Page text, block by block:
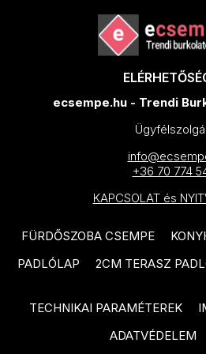
PARADYZ Fuentes
PARADYZ Puris
PARADYZ Urban Colours
termékcsalád
TAU Bianchi termékcsalád
TAU Mailocia termékcsalád
TAU Chanel termékcsalád
ARTÉ Margot termékcsalád
DOMINO Alabaster Shine
DOMINO Dover
DOMINO Tibi termékcsalád
MAINZU Murales Optym
termékcsalád
MAINZU Florentine
MAINZU Taipei termékcsalád
MAINZU Halo termékcsalád
MAINZU Mikron
MAINZU Vintage
MAINZU Infusion
MAINZU Normandy
ecsempe.hu - Trendi
+36 70 774
KAPCSOLAT és
FÜRDŐSZOBA CSEMPE
PADLÓLAP
2CM TERASZ
TECHNIKAI PARAMÉTEREK
ADATVÉDELEM